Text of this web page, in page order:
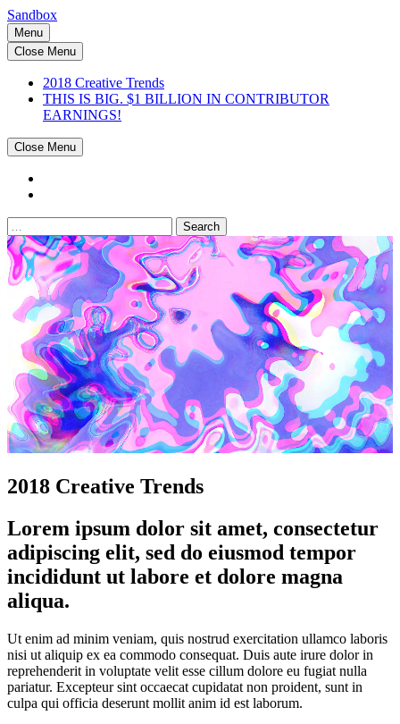
Sandbox
Menu
Close Menu
2018 Creative Trends
THIS IS BIG. $1 BILLION IN CONTRIBUTOR
EARNINGS!
Close Menu
Search
2018 Creative Trends
Lorem ipsum dolor sit amet, consectetur
adipiscing elit, sed do eiusmod tempor
incididunt ut labore et dolore magna
aliqua.
Ut enim ad minim veniam, quis nostrud exercitation ullamco laboris
nisi ut aliquip ex ea commodo consequat. Duis aute irure dolor in
reprehenderit in voluptate velit esse cillum dolore eu fugiat nulla
pariatur. Excepteur sint occaecat cupidatat non proident, sunt in
culpa qui officia deserunt mollit anim id est laborum.